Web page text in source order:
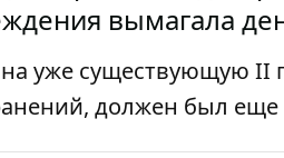
вымагала
уже существующую
должен был еще